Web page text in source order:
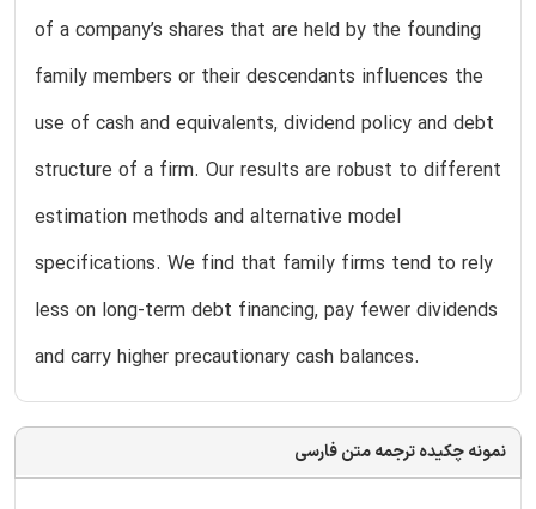
of a company’s shares that are held by the founding
family members or their descendants influences the
use of cash and equivalents, dividend policy and debt
structure of a firm. Our results are robust to different
estimation methods and alternative model
specifications. We find that family firms tend to rely
less on long-term debt financing, pay fewer dividends
and carry higher precautionary cash balances.
نمونه چکیده ترجمه متن فارسی